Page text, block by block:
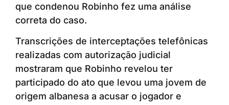
que condenou Robinho fez uma análise
correta do caso.
Transcrições de interceptações telefônicas
realizadas com autorização judicial
mostraram que Robinho revelou ter
participado do ato que levou uma jovem de
origem albanesa a acusar o jogador e